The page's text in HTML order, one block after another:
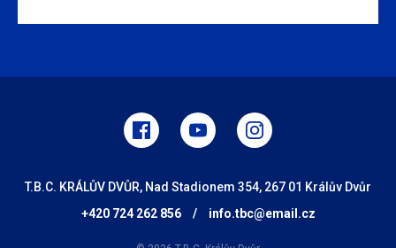
T.B.C. KRÁLŮV DVŮR, Nad Stadionem 354, 267 01 Králův Dvůr
+420 724 262 856
/ info.tbc@email.cz